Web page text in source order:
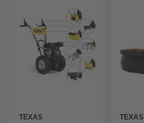
TEXAS
TEXAS